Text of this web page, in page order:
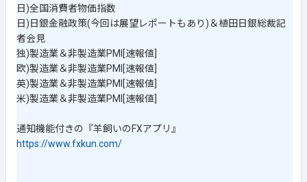
日)全国消費者物価指数
日)日銀金融政策(今回は展望レポートもあり)＆植田日銀総裁記
者会見
独)製造業＆非製造業PMI[速報値]
欧)製造業＆非製造業PMI[速報値]
英)製造業＆非製造業PMI[速報値]
米)製造業＆非製造業PMI[速報値]
通知機能付きの『羊飼いのFXアプリ』
https://www.fxkun.com/